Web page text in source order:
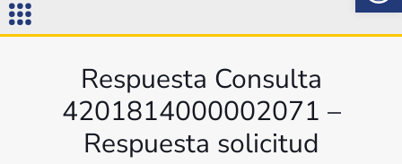
Respuesta Consulta
4201814000002071 –
Respuesta solicitud